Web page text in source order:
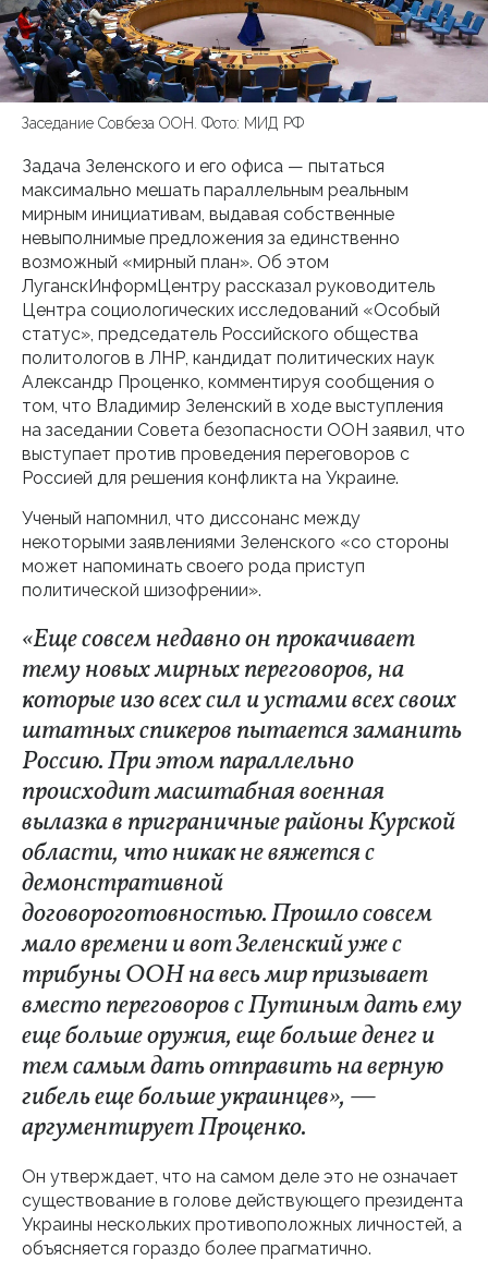
Заседание Совбеза ООН. Фото: МИД РФ
Задача Зеленского и его офиса — пытаться
максимально мешать параллельным реальным
мирным инициативам, выдавая собственные
невыполнимые предложения за единственно
возможный «мирный план». Об этом
ЛуганскИнформЦентру рассказал руководитель
Центра социологических исследований «Особый
статус», председатель Российского общества
политологов в ЛНР, кандидат политических наук
Александр Проценко, комментируя сообщения о
том, что Владимир Зеленский в ходе выступления
на заседании Совета безопасности ООН заявил, что
выступает против проведения переговоров с
Россией для решения конфликта на Украине.
Ученый напомнил, что диссонанс между
некоторыми заявлениями Зеленского «со стороны
может напоминать своего рода приступ
политической шизофрении».
«Еще совсем недавно он прокачивает
тему новых мирных переговоров, на
которые изо всех сил и устами всех своих
штатных спикеров пытается заманить
Россию. При этом параллельно
происходит масштабная военная
вылазка в приграничные районы Курской
области, что никак не вяжется с
демонстративной
договороготовностью. Прошло совсем
мало времени и вот Зеленский уже с
трибуны ООН на весь мир призывает
вместо переговоров с Путиным дать ему
еще больше оружия, еще больше денег и
тем самым дать отправить на верную
гибель еще больше украинцев», —
аргументирует Проценко.
Он утверждает, что на самом деле это не означает
существование в голове действующего президента
Украины нескольких противоположных личностей, а
объясняется гораздо более прагматично.